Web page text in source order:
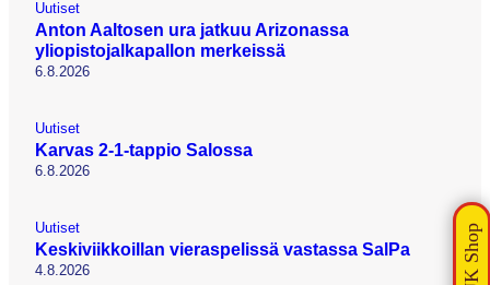
Uutiset
Anton Aaltosen ura jatkuu Arizonassa
yliopistojalkapallon merkeissä
6.8.2026
Uutiset
Karvas 2-1-tappio Salossa
6.8.2026
Uutiset
Keskiviikkoillan vieraspelissä vastassa SalPa
4.8.2026